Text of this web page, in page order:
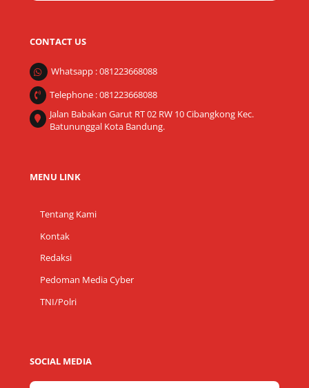
CONTACT US
Whatsapp : 081223668088
Telephone : 081223668088
Jalan Babakan Garut RT 02 RW 10 Cibangkong Kec.
Batununggal Kota Bandung.
MENU LINK
Tentang Kami
Kontak
Redaksi
Pedoman Media Cyber
TNI/Polri
SOCIAL MEDIA